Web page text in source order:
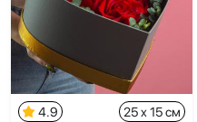
4.9 25 x 15 см